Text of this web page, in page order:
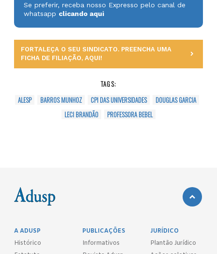
Se preferir, receba nosso Expresso pelo canal de
whatsapp clicando aqui
FORTALEÇA O SEU SINDICATO. PREENCHA UMA
FICHA DE FILIAÇÃO, AQUI!
TAGS:
ALESP
BARROS MUNHOZ CPI DAS UNIVERSIDADES
DOUGLAS GARCIA
LECI BRANDÃO
PROFESSORA BEBEL
A ADUSP
Histórico
PUBLICAÇÕES
Informativos
JURÍDICO
Plantão Jurídico